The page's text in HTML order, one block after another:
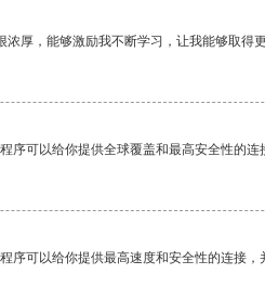
厚，能够激励我不断学习，让我能够取得更
序可以给你提供全球覆盖和最高安全性的连
序可以给你提供最高速度和安全性的连接，